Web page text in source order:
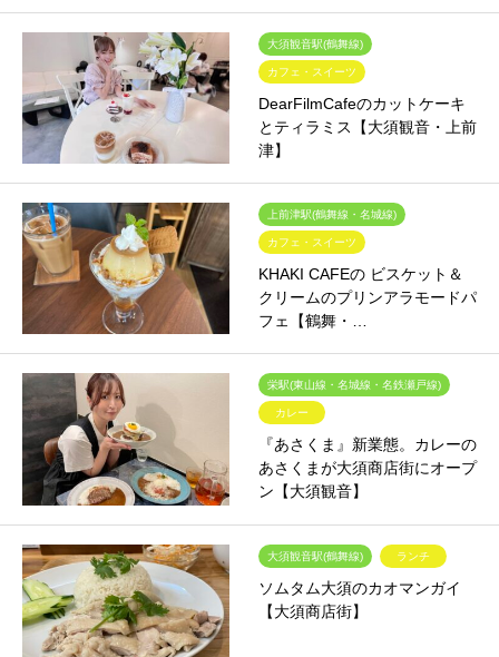
大須観音駅(鶴舞線)
カフェ・スイーツ
DearFilmCafeのカットケーキ
とティラミス【大須観音・上前
津】
上前津駅(鶴舞線・名城線)
カフェ・スイーツ
KHAKI CAFEの ビスケット＆
クリームのプリンアラモードパ
フェ【鶴舞・…
栄駅(東山線・名城線・名鉄瀬戸線)
カレー
『あさくま』新業態。カレーの
あさくまが大須商店街にオープ
ン【大須観音】
大須観音駅(鶴舞線) ランチ
ソムタム大須のカオマンガイ
【大須商店街】